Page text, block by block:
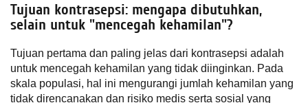
Tujuan kontrasepsi: mengapa dibutuhkan,
selain untuk "mencegah kehamilan"?
Tujuan pertama dan paling jelas dari kontrasepsi adalah
untuk mencegah kehamilan yang tidak diinginkan. Pada
skala populasi, hal ini mengurangi jumlah kehamilan yang
tidak direncanakan dan risiko medis serta sosial yang